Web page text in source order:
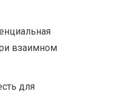
взаимном
для